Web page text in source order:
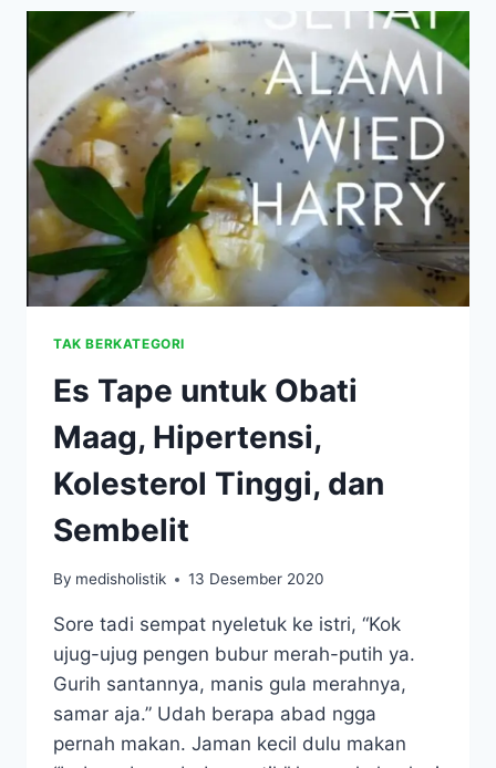
ALKALI
PENINGKAT
SISTEM
IMUN
TAK BERKATEGORI
Es Tape untuk Obati
Maag, Hipertensi,
Kolesterol Tinggi, dan
Sembelit
By medisholistik 13 Desember 2020
Sore tadi sempat nyeletuk ke istri, “Kok
ujug-ujug pengen bubur merah-putih ya.
Gurih santannya, manis gula merahnya,
samar aja.” Udah berapa abad ngga
pernah makan. Jaman kecil dulu makan